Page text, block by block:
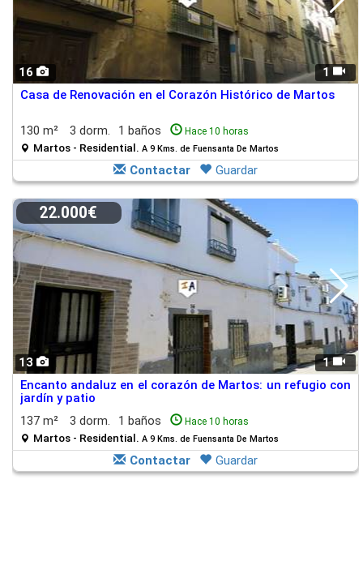
16 1
Casa de Renovación en el Corazón Histórico de Martos
130 m² 3 dorm. 1 baños Hace 10 horas
Martos - Residential. A 9 Kms. de Fuensanta De Martos
Contactar Guardar
13 1
22.000€
Encanto andaluz en el corazón de Martos: un refugio con
jardín y patio
137 m²
3 dorm. 1 baños Hace 10 horas
Martos - Residential. A 9 Kms. de Fuensanta De Martos
Contactar Guardar